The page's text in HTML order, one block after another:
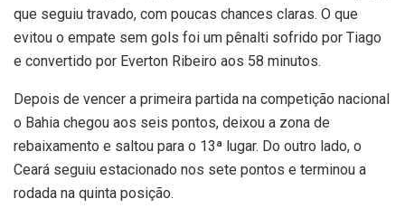
que seguiu travado, com poucas chances claras. O que
evitou o empate sem gols foi um pênalti sofrido por Tiago
e convertido por Everton Ribeiro aos 58 minutos.
Depois de vencer a primeira partida na competição nacional
o Bahia chegou aos seis pontos, deixou a zona de
rebaixamento e saltou para o 13ª lugar. Do outro lado, o
Ceará seguiu estacionado nos sete pontos e terminou a
rodada na quinta posição.